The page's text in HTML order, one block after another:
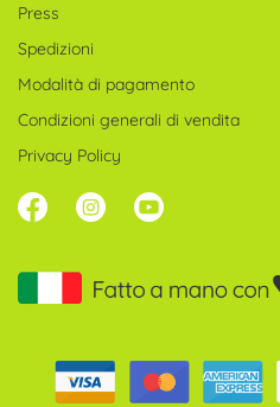
Press
Spedizioni
Modalità di pagamento
Condizioni generali di vendita
Privacy Policy